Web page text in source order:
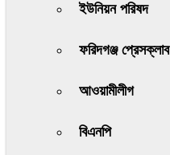
ইউনিয়ন পরিষদ
ফরিদগঞ্জ প্রেসক্লাব
আওয়ামীলীগ
বিএনপি